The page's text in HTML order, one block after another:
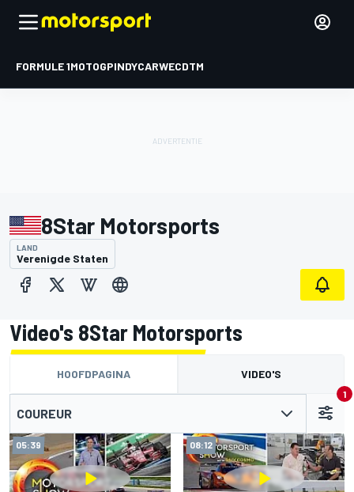
FORMULE 1MOTOGPINDYCARWECDTM
8Star Motorsports
LAND
Verenigde Staten
Video's 8Star Motorsports
HOOFDPAGINA VIDEO'S
COUREUR
1
05:39 08:12